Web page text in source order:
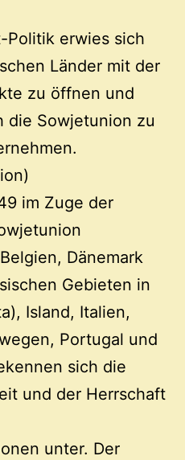
Politik erwies sich
Länder mit der
zu öffnen und
die Sowjetunion zu
im Zuge der
Dänemark
Gebieten in
Island, Italien,
Portugal und
sich die
und der Herrschaft
unter. Der